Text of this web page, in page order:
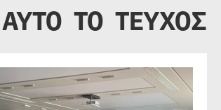
ΤΟ ΤΕΥΧΟΣ